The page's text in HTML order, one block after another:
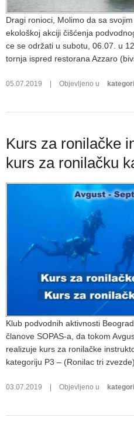
Dragi ronioci, Molimo da sa
ekološkoj akciji čišćenja
ce se održati u subotu, 06.07. u
tornja ispred restorana Azzaro
05.07.2019 Objevljeno u
Kurs za ronilačke
kurs za ronilačku
Klub podvodnih aktivnosti
članove SOPAS-a, da tokom
realizuje kurs za ronilačke
kategoriju P3 – (Ronilac tri zvezde).
03.07.2019 | Objevljeno u